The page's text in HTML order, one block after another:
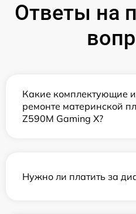
Ответы на
Какие комплектующие
ремонте материнской
Z590M Gaming X?
Нужно ли платить за